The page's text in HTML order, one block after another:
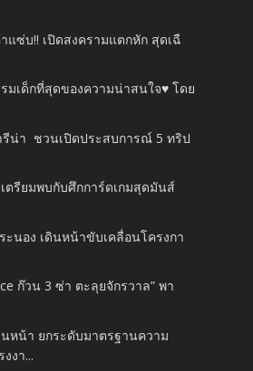
แซ่บ!! เปิดสงครามแตกหัก สุดเฉื
มเด็กที่สุดของความน่าสนใจ♥ โดย
รีน่า ชวนเปิดประสบการณ์ 5 ทริป
ตรียมพบกับศึกการ์ดเกมสุดมันส์
ะนอง เดินหน้าขับเคลื่อนโครงกา
ก๊วน 3 ซ่า ตะลุยจักรวาล” พา
นหน้า ยกระดับมาตรฐานความ
งา...